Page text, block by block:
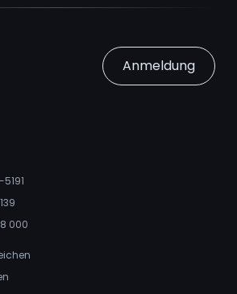
Anmeldung
000